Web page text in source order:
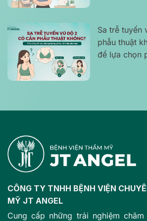
Sa trễ tuyến
phẫu thuật
để lựa chọn
CÔNG TY TNHH BỆNH VIỆN
MỸ JT ANGEL
Cung cấp những trải nghiệm